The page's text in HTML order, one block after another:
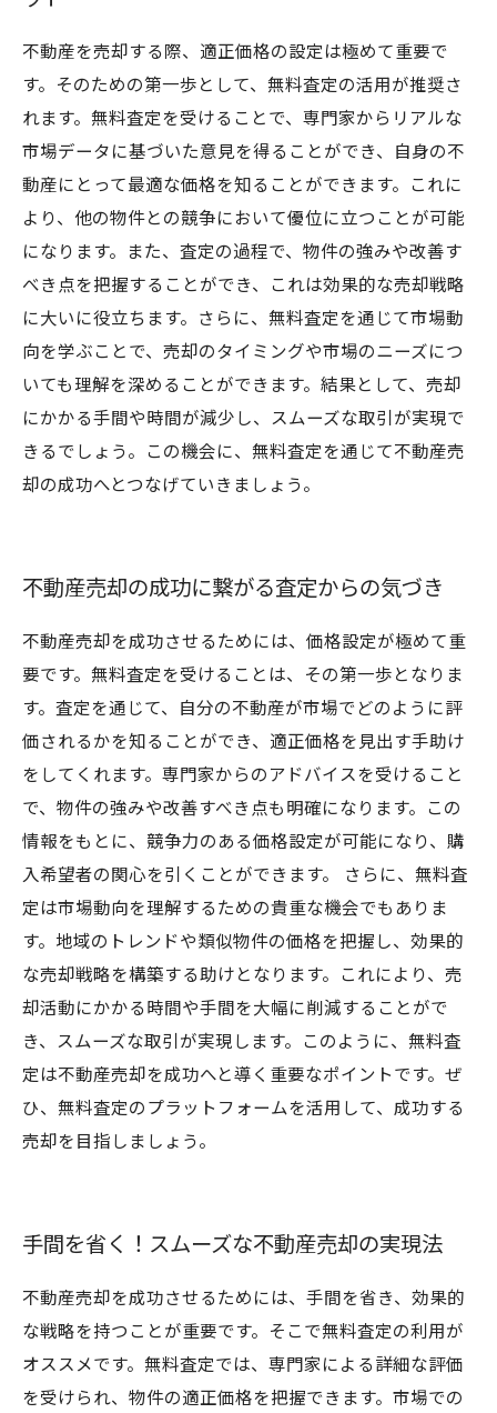
不動産を売却する際、適正価格の設定は極めて重要で
す。そのための第一歩として、無料査定の活用が推奨さ
れます。無料査定を受けることで、専門家からリアルな
市場データに基づいた意見を得ることができ、自身の不
動産にとって最適な価格を知ることができます。これに
より、他の物件との競争において優位に立つことが可能
になります。また、査定の過程で、物件の強みや改善す
べき点を把握することができ、これは効果的な売却戦略
に大いに役立ちます。さらに、無料査定を通じて市場動
向を学ぶことで、売却のタイミングや市場のニーズにつ
いても理解を深めることができます。結果として、売却
にかかる手間や時間が減少し、スムーズな取引が実現で
きるでしょう。この機会に、無料査定を通じて不動産売
却の成功へとつなげていきましょう。
不動産売却の成功に繋がる査定からの気づき
不動産売却を成功させるためには、価格設定が極めて重
要です。無料査定を受けることは、その第一歩となりま
す。査定を通じて、自分の不動産が市場でどのように評
価されるかを知ることができ、適正価格を見出す手助け
をしてくれます。専門家からのアドバイスを受けること
で、物件の強みや改善すべき点も明確になります。この
情報をもとに、競争力のある価格設定が可能になり、購
入希望者の関心を引くことができます。 さらに、無料査
定は市場動向を理解するための貴重な機会でもありま
す。地域のトレンドや類似物件の価格を把握し、効果的
な売却戦略を構築する助けとなります。これにより、売
却活動にかかる時間や手間を大幅に削減することがで
き、スムーズな取引が実現します。このように、無料査
定は不動産売却を成功へと導く重要なポイントです。ぜ
ひ、無料査定のプラットフォームを活用して、成功する
売却を目指しましょう。
手間を省く！スムーズな不動産売却の実現法
不動産売却を成功させるためには、手間を省き、効果的
な戦略を持つことが重要です。そこで無料査定の利用が
オススメです。無料査定では、専門家による詳細な評価
を受けられ、物件の適正価格を把握できます。市場での